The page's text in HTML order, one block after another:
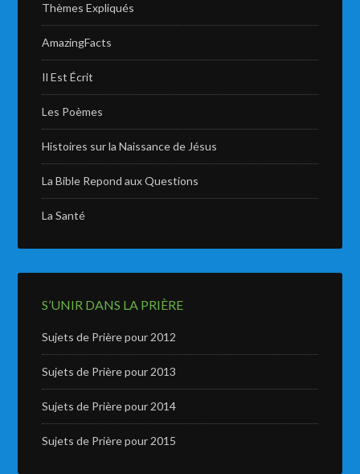
Thèmes Expliqués
AmazingFacts
Il Est Écrit
Les Poèmes
Histoires sur la Naissance de Jésus
La Bible Repond aux Questions
La Santé
S’UNIR DANS LA PRIÈRE
Sujets de Prière pour 2012
Sujets de Prière pour 2013
Sujets de Prière pour 2014
Sujets de Prière pour 2015